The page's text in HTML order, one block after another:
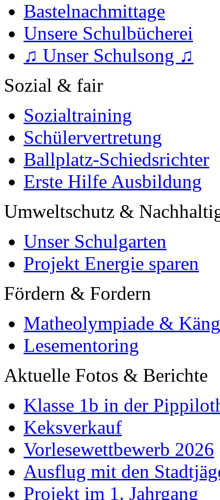
Bastelnachmittage
Unsere Schulbücherei
♫ Unser Schulsong ♫
Sozial & fair
Sozialtraining
Schülervertretung
Ballplatz-Schiedsrichter
Erste Hilfe Ausbildung
Umweltschutz &
Unser Schulgarten
Projekt Energie sparen
Fördern & Fordern
Matheolympiade &
Lesementoring
Aktuelle Fotos & Berichte
Klasse 1b in der
Keksverkauf
Vorlesewettbewerb 2026
Ausflug mit den
Projekt im 1. Jahrgang